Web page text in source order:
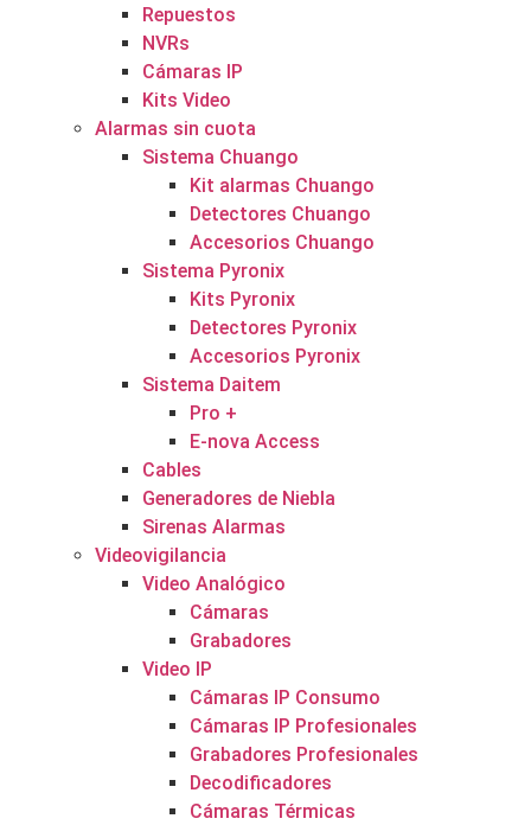
Repuestos
NVRs
Cámaras IP
Kits Video
Alarmas sin cuota
Sistema Chuango
Kit alarmas Chuango
Detectores Chuango
Accesorios Chuango
Sistema Pyronix
Kits Pyronix
Detectores Pyronix
Accesorios Pyronix
Sistema Daitem
Pro +
E-nova Access
Cables
Generadores de Niebla
Sirenas Alarmas
Videovigilancia
Video Analógico
Cámaras
Grabadores
Video IP
Cámaras IP Consumo
Cámaras IP Profesionales
Grabadores Profesionales
Decodificadores
Cámaras Térmicas